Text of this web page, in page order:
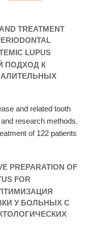
TREATMENT
LUPUS
ПОДХОД К
and related tooth
research methods.
of 122 patients
PREPARATION OF
FOR
У БОЛЬНЫХ С